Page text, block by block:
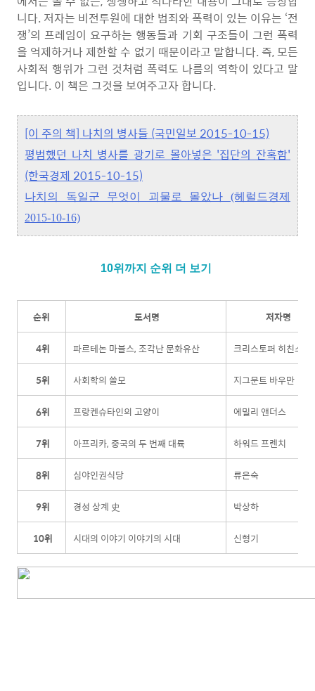
니다. 저자는 비전투원에 대한 범죄와 폭력이 있는 이유는 ‘전
쟁’의 프레임이 요구하는 행동들과 기회 구조들이 그런 폭력
을 억제하거나 제한할 수 없기 때문이라고 말합니다. 즉, 모든
사회적 행위가 그런 것처럼 폭력도 나름의 역학이 있다고 말
입니다. 이 책은 그것을 보여주고자 합니다.
[이 주의 책] 나치의 병사들 (국민일보 2015-10-15)
평범했던 나치 병사를 광기로 몰아넣은 '집단의 잔혹함'
(한국경제 2015-10-15)
나치의 독일군 무엇이 괴물로 몰았나 (헤럴드경제
2015-10-16)
10위까지 순위 더 보기
순위 도서명 저자명
4위 파르테논 마블스, 조각난 문화유산 크리스토퍼 히친스
5위 사회학의 쓸모 지그문트 바우만
6위 프랑켄슈타인의 고양이 에밀리 앤더스
7위 아프리카, 중국의 두 번째 대륙 하워드 프렌치
8위 심야인권식당 류은숙
9위 경성 상계 史 박상하
10위 시대의 이야기 이야기의 시대 신형기